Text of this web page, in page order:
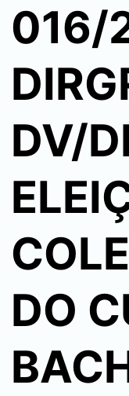
016/
DV/
DO